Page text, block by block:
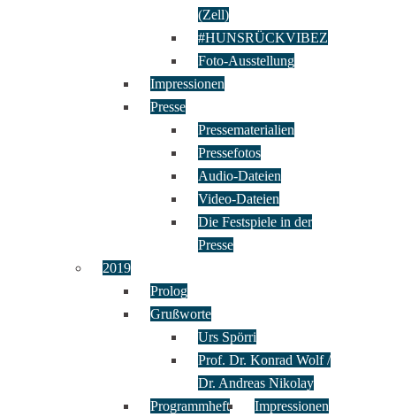
(Zell)
#HUNSRÜCKVIBEZ
Foto-Ausstellung
Impressionen
Presse
Pressematerialien
Pressefotos
Audio-Dateien
Video-Dateien
Die Festspiele in der
Presse
2019
Prolog
Grußworte
Urs Spörri
Prof. Dr. Konrad Wolf /
Dr. Andreas Nikolay
Programmheft
Impressionen